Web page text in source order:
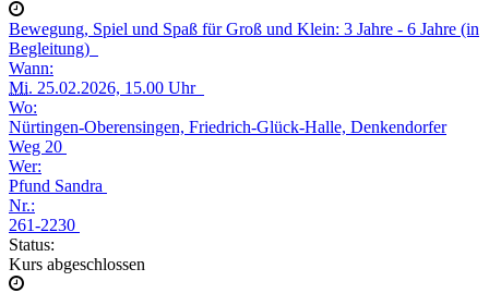
Bewegung, Spiel und Spaß für Groß und Klein: 3 Jahre - 6 Jahre (in
Begleitung)
Wann:
Mi. 25.02.2026, 15.00 Uhr
Wo:
Nürtingen-Oberensingen, Friedrich-Glück-Halle, Denkendorfer
Weg 20
Wer:
Pfund Sandra
Nr.:
261-2230
Status:
Kurs abgeschlossen